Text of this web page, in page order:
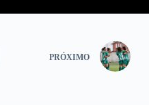
PRÓXIMO